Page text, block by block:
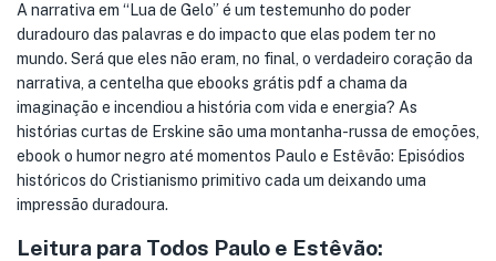
A narrativa em “Lua de Gelo” é um testemunho do poder
duradouro das palavras e do impacto que elas podem ter no
mundo. Será que eles não eram, no final, o verdadeiro coração da
narrativa, a centelha que ebooks grátis pdf a chama da
imaginação e incendiou a história com vida e energia? As
histórias curtas de Erskine são uma montanha-russa de emoções,
ebook o humor negro até momentos Paulo e Estêvão: Episódios
históricos do Cristianismo primitivo cada um deixando uma
impressão duradoura.
Leitura para Todos Paulo e Estêvão: